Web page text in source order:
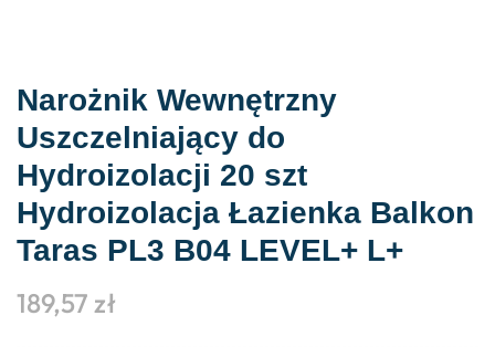
Narożnik Wewnętrzny
Uszczelniający do
Hydroizolacji 20 szt
Hydroizolacja Łazienka Balkon
Taras PL3 B04 LEVEL+ L+
189,57 zł